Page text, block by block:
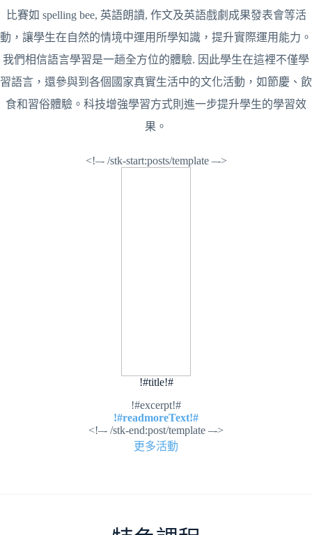
比賽如 spelling bee, 英語朗讀, 作文及英語戲劇成果發表會等活
動，讓學生在自然的情境中運用所學知識，提升實際運用能力。
我們相信語言學習是一趟全方位的體驗. 因此學生在這裡不僅學
習語言，還參與到各個國家真實生活中的文化活動，如節慶、飲
食和習俗體驗。科技增強學習方式則進一步提升學生的學習效
果。
<!–- /stk-start:posts/template –->
!#title!#
!#excerpt!#
!#readmoreText!#
<!–- /stk-end:post/template –->
更多活動